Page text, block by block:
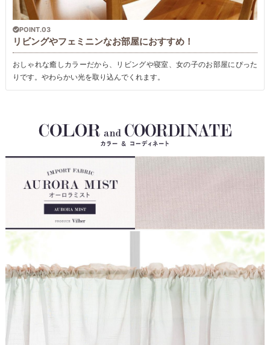
POINT.03
リビングやフェミニンなお部屋におすすめ！
おしゃれな癒しカラーだから、リビングや寝室、女の子のお部屋にぴった
りです。やわらかい光を取り込んでくれます。